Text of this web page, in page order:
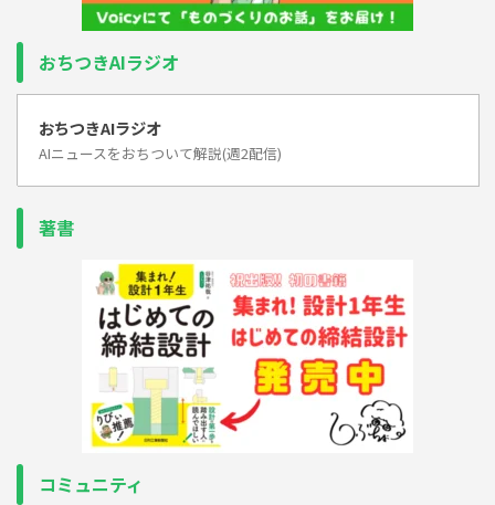
おちつきAIラジオ
おちつきAIラジオ
AIニュースをおちついて解説(週2配信)
著書
コミュニティ